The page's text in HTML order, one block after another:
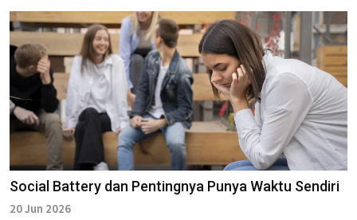
Social Battery dan Pentingnya Punya Waktu Sendiri
20 Jun 2026